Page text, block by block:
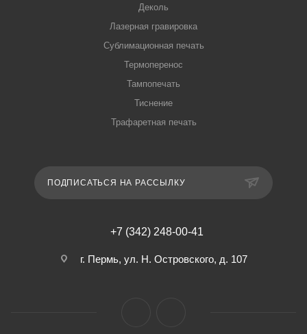
Деколь
Лазерная гравировка
Сублимационная печать
Термоперенос
Тампопечать
Тиснение
Трафаретная печать
ПОДПИСАТЬСЯ НА РАССЫЛКУ
+7 (342) 248-00-41
г. Пермь, ул. Н. Островского, д. 107